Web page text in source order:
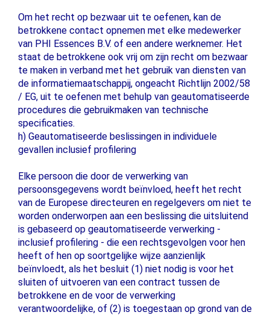
Om het recht op bezwaar uit te oefenen, kan de
betrokkene contact opnemen met elke medewerker
van PHI Essences B.V. of een andere werknemer. Het
staat de betrokkene ook vrij om zijn recht om bezwaar
te maken in verband met het gebruik van diensten van
de informatiemaatschappij, ongeacht Richtlijn 2002/58
/ EG, uit te oefenen met behulp van geautomatiseerde
procedures die gebruikmaken van technische
specificaties.
h) Geautomatiseerde beslissingen in individuele
gevallen inclusief profilering
Elke persoon die door de verwerking van
persoonsgegevens wordt beïnvloed, heeft het recht
van de Europese directeuren en regelgevers om niet te
worden onderworpen aan een beslissing die uitsluitend
is gebaseerd op geautomatiseerde verwerking -
inclusief profilering - die een rechtsgevolgen voor hen
heeft of hen op soortgelijke wijze aanzienlijk
beïnvloedt, als het besluit (1) niet nodig is voor het
sluiten of uitvoeren van een contract tussen de
betrokkene en de voor de verwerking
verantwoordelijke, of (2) is toegestaan ​​op grond van de